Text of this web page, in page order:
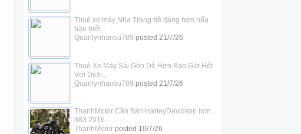
Thuê xe máy Nha Trang dễ dàng hơn nếu
bạn biết...
Quanlynhansu789 posted 21/7/26
Thuê Xe Máy Sài Gòn Dễ Hơn Bao Giờ Hết
Với Dịch...
Quanlynhansu789 posted 21/7/26
ThanhMotor Cần Bán HarleyDavidson Iron
883 2016...
ThanhMotorposted 10/7/26